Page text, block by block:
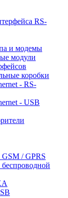
RS-
и модемы
модули
коробки
- RS-
- USB
GSM / GPRS